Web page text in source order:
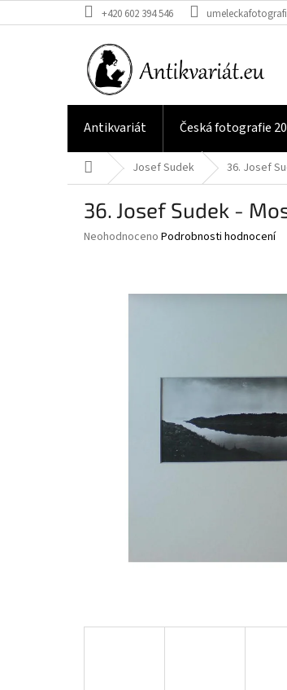
na
+420 602 394 546
Antikvariát Česká fotografie
Domů Josef Sudek 36. Josef
36. Josef Sudek -
Průměrné
Neohodnoceno Podrobnosti hodnocení